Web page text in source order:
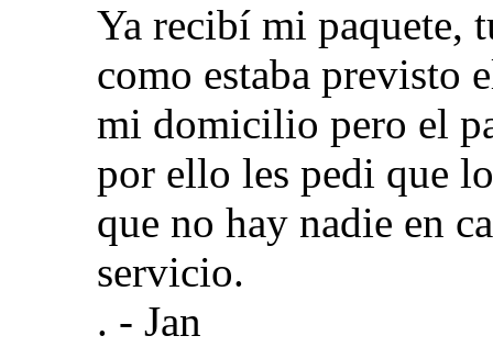
Ya recibí mi paquete,
como estaba previsto
mi domicilio pero el
por ello les pedi que
que no hay nadie en
servicio.
. - Jan